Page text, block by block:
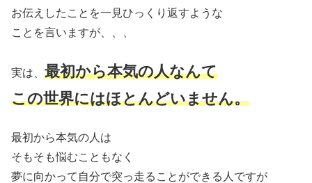
お伝えしたことを一見ひっくり返すような
ことを言いますが、、、
実は、 最初から本気の人なんて
この世界にはほとんどいません。
最初から本気の人は
そもそも悩むこともなく
夢に向かって自分で突っ走ることができる人ですが